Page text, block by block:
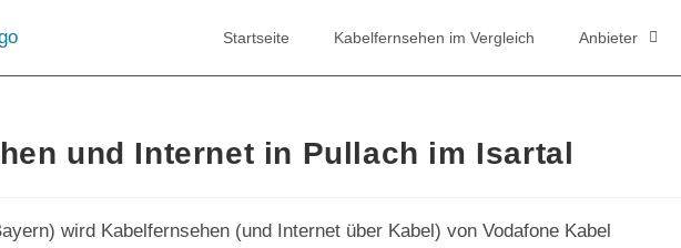
Startseite Kabelfernsehen im Vergleich Anbieter
und Internet in Pullach im Isartal
wird Kabelfernsehen (und Internet über Kabel) von Vodafone Kabel